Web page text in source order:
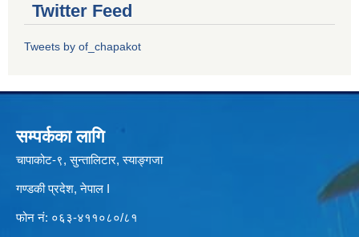
Twitter Feed
Tweets by of_chapakot
सम्पर्कका लागि
चापाकोट-९, सुन्तालिटार, स्याङ्गजा
गण्डकी प्रदेश, नेपाल I
फोन नं: ०६३-४११०८०/८१